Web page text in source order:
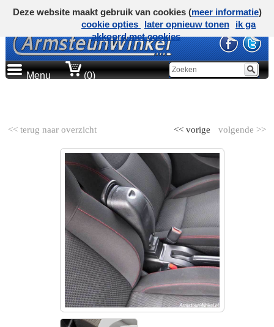
Menu (0)
<< terug naar overzicht volgende >>
<< vorige
Deze website maakt gebruik van cookies (meer informatie)
cookie opties
later opnieuw tonen
ik ga
akkoord met cookies